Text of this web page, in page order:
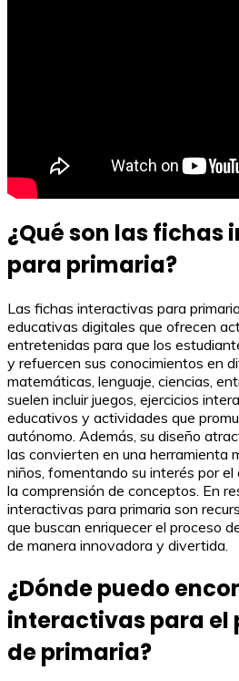
¿Qué son las
para primaria?
Las fichas interactivas para
educativas digitales que ofrecen
entretenidas para que los
y refuercen sus conocimientos en
matemáticas, lenguaje, ciencias,
suelen incluir juegos, ejercicios
educativos y actividades que
autónomo. Además, su diseño
las convierten en una herramienta
niños, fomentando su interés por
la comprensión de conceptos. En
interactivas para primaria son
que buscan enriquecer el proceso
de manera innovadora y divertida.
¿Dónde puedo
interactivas para el
de primaria?